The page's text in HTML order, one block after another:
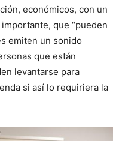
económicos, con un
que “pueden
emiten un sonido
que están
levantarse para
si así lo requiriera la